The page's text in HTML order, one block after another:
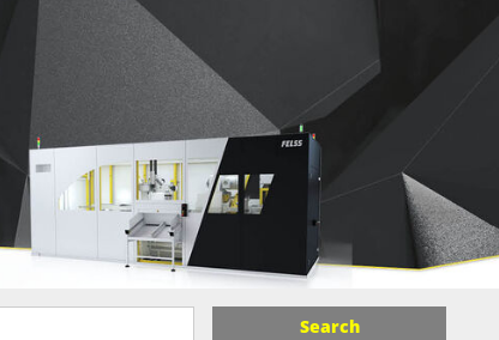
Search